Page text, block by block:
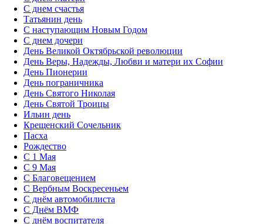
C днем счастья
Татьянин день
C наступающим Новым Годом
C днем дочери
День Великой Октябрьской революции
День Веры, Надежды, Любви и матери их Софии
День Пионерии
День пограничника
День Святого Николая
День Святой Троицы
Ильин день
Крещенский Сочельник
Пасха
Рождество
С 1 Мая
С 9 Мая
С Благовещением
С Вербным Воскресеньем
С днём автомобилиста
С Днём ВМФ
С днём воспитателя